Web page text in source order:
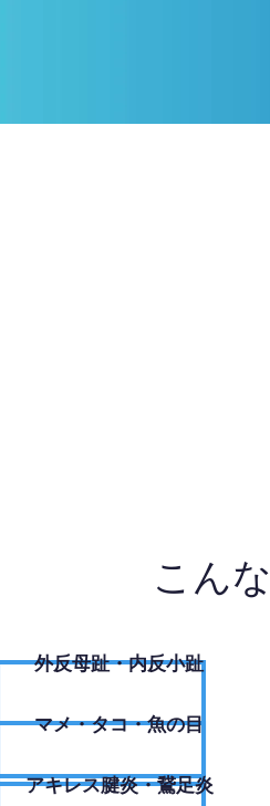
こん
外反母趾・内反小趾
​マメ・タコ・魚の目
アキレス腱炎・鵞足炎